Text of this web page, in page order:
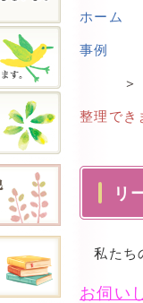
ホーム
事例
整理でき
リ
私たち
お伺い